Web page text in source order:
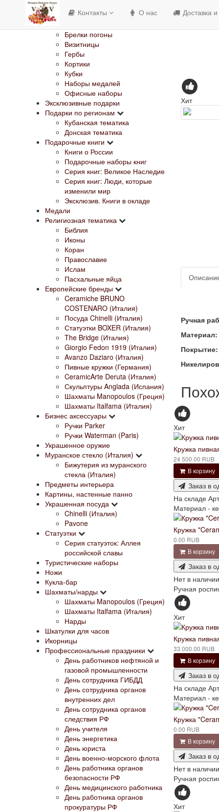
Контакты О нас Доставка
Изделия с Государственной
символикой
Брелки погоны
Визитницы
Гербы
Кортики
Кубки
Наборы медалей
Офисные наборы
Эксклюзивные подарки
Подарки по регионам
Кубанская тематика
Донская тематика
Подарочные книги
Книги о России
Подарочные наборы книг
Серия книг: Великое Наследие
Серия книг: Люди, которые
изменили мир
Эксклюзив. Книги в окладе
Медали
Религиозная тематика
Библия
Иконы
Коран
Православие
Ислам
Пасхальные яйца
Европейские бренды
Ceramiche BRUNO
COSTENARO (Италия)
Посуда Chinelli (Италия)
Статуэтки BOXER (Италия)
The Bridge (Италия)
Giorgio Fedon 1919 (Италия)
Avanzo Daziaro (Италия)
Пивные кружки (Германия)
CeramicArte Deruta (Италия)
Скульптуры Anglada (Испания)
Шахматы Manopoulos (Греция)
Шахматы Italfama (Италия)
Бизнес аксессуары
Ручки Parker
Ручки Waterman (Paris)
Украшенное оружие
Муранское стекло (Италия)
Бижутерия из муранского
стекла (Италия)
Предметы интерьера
Картины, настенные панно
Украшенная посуда
Chinelli (Италия)
Pavone
Статуэтки
Серия статуэток: Аллея
российской славы
Туристические наборы
Ножи
Кукла-бар
Шахматы/нарды
Шахматы Manopoulos (Греция)
Шахматы Italfama (Италия)
Нарды
Шкатулки для часов
Икорницы
Профессиональные праздники
День работников нефтяной и
газовой промышленности
День сотрудника ГИБДД
День сотрудника органов
внутренних дел
День сотрудника органов
следствия РФ
День учителя
День энергетика
День юриста
День военно-морского флота
День работника органов
безопасности РФ
День медицинского работника
День работника органов
прокуратуры РФ
Хит
Ручная
Материал:
Хит
Кружка
24 500.00 RUB
В корзину
Заказ в
На складе
Материал -
Кружка
0.00 RUB
В корзину
Заказ в
Нет в наличии
Ручная
Хит
Кружка
33 000.00 RUB
В корзину
Заказ в
На складе
Материал -
Кружка
0.00 RUB
В корзину
Заказ в
Нет в наличии
Ручная
Хит